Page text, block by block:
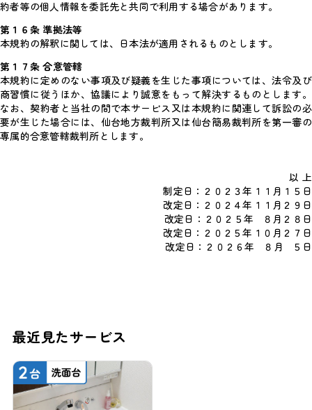
約者等の個人情報を委託先と共同で利用する場合があります。
第１６条 準拠法等
本規約の解釈に関しては、日本法が適用されるものとします。
第１７条 合意管轄
本規約に定めのない事項及び疑義を生じた事項については、法令及び
商習慣に従うほか、協議により誠意をもって解決するものとします。
なお、契約者と当社の間で本サービス又は本規約に関連して訴訟の必
要が生じた場合には、仙台地方裁判所又は仙台簡易裁判所を第一審の
専属的合意管轄裁判所とします。
以 上
制定日：２０２３年１１月１５日
改定日：２０２４年１１月２９日
改定日：２０２５年 ８月２８日
改定日：２０２５年１０月２７日
改定日：２０２６年 ８月 ５日
最近見たサービス